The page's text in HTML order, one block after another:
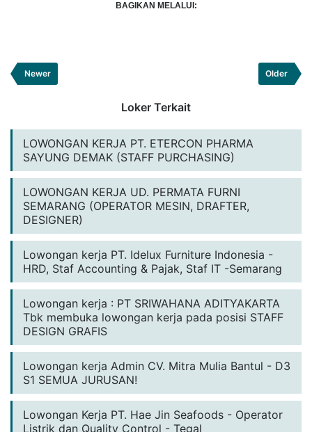
BAGIKAN MELALUI:
Newer Older
Loker Terkait
LOWONGAN KERJA PT. ETERCON PHARMA
SAYUNG DEMAK (STAFF PURCHASING)
LOWONGAN KERJA UD. PERMATA FURNI
SEMARANG (OPERATOR MESIN, DRAFTER,
DESIGNER)
Lowongan kerja PT. Idelux Furniture Indonesia -
HRD, Staf Accounting & Pajak, Staf IT -Semarang
Lowongan kerja : PT SRIWAHANA ADITYAKARTA
Tbk membuka lowongan kerja pada posisi STAFF
DESIGN GRAFIS
Lowongan kerja Admin CV. Mitra Mulia Bantul - D3
S1 SEMUA JURUSAN!
Lowongan Kerja PT. Hae Jin Seafoods - Operator
Listrik dan Quality Control - Tegal